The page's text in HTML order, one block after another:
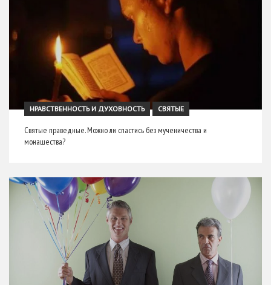
НРАВСТВЕННОСТЬ И ДУХОВНОСТЬ СВЯТЫЕ
Святые праведные. Можно ли спастись без мученичества и
монашества?